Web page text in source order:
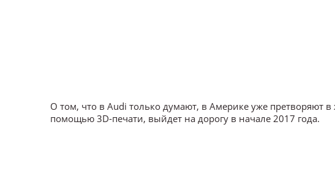
О том, что в Audi только думают, в Америке уже претворяют
помощью 3D-печати, выйдет на дорогу в начале 2017 года.